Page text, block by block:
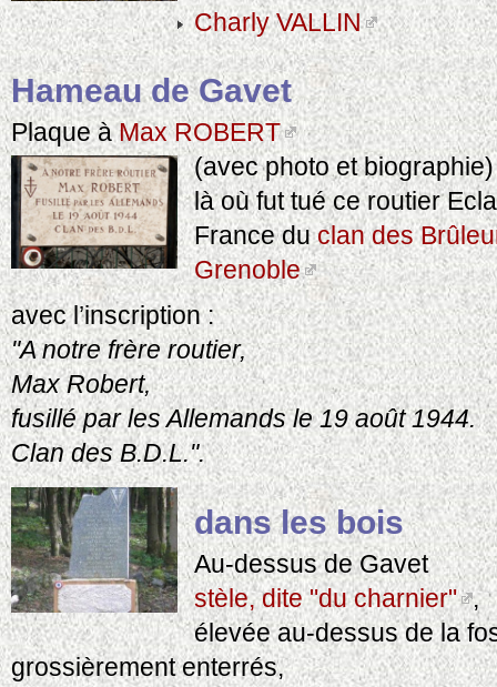
Charly VALLIN
Hameau de Gavet
Plaque àMax ROBERT
(avec photo et biographie)
là où fut tué ce routier
France duclan des
Grenoble
avec l’inscription :
"A notre frère routier,
Max Robert,
fusillé par les Allemands le 19 août 1944.
Clan des B.D.L.".
dans les bois
Au-dessus de Gavet
stèle, dite "du charnier" ,
élevée au-dessus de la
grossièrement enterrés,